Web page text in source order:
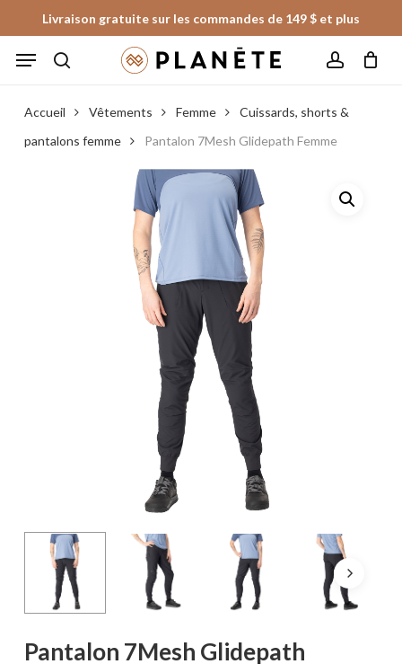
to
main
Livraison gratuite sur les commandes de 149 $ et plus
Menu
Fermer
le
panier
Accueil Vêtements Femme
Cuissards, shorts &
pantalons femme
Pantalon 7Mesh Glidepath Femme
Pantalon 7Mesh Glidepath